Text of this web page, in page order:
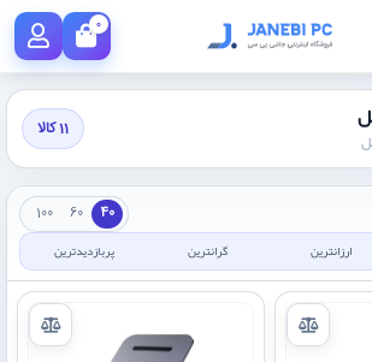
0
11 کالا
ارزانترین گرانترین پربازدیدترین
40
60
100